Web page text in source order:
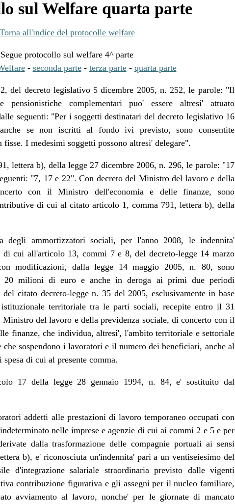
sul Welfare quarta parte
Torna all'indice del protocolle welfare
Segue protocollo sul welfare 4^ parte
- seconda parte- terza parte- quarta parte
del decreto legislativo 5 dicembre 2005, n. 252, le parole: "Il
pensionistiche complementari puo' essere altresi' attuato
seguenti: "Per i soggetti destinatari del decreto legislativo 16
se non iscritti al fondo ivi previsto, sono consentite
I medesimi soggetti possono altresi' delegare".
lettera b), della legge 27 dicembre 2006, n. 296, le parole: "17
"7, 17 e 22". Con decreto del Ministro del lavoro e della
con il Ministro dell'economia e delle finanze, sono
di cui al citato articolo 1, comma 791, lettera b), della
degli ammortizzatori sociali, per l'anno 2008, le indennita'
di cui all'articolo 13, commi 7 e 8, del decreto-legge 14 marzo
modificazioni, dalla legge 14 maggio 2005, n. 80, sono
20 milioni di euro e anche in deroga ai primi due periodi
citato decreto-legge n. 35 del 2005, esclusivamente in base
territoriale tra le parti sociali, recepite entro il 31
Ministro del lavoro e della previdenza sociale, di concerto con il
finanze, che individua, altresi', l'ambito territoriale e settoriale
che sospendono i lavoratori e il numero dei beneficiari, anche al
di cui al presente comma.
17 della legge 28 gennaio 1994, n. 84, e' sostituito dal
addetti alle prestazioni di lavoro temporaneo occupati con
nelle imprese e agenzie di cui ai commi 2 e 5 e per
dalla trasformazione delle compagnie portuali ai sensi
b), e' riconosciuta un'indennita' pari a un ventiseiesimo del
d'integrazione salariale straordinaria previsto dalle vigenti
contribuzione figurativa e gli assegni per il nucleo familiare,
avviamento al lavoro, nonche' per le giornate di mancato